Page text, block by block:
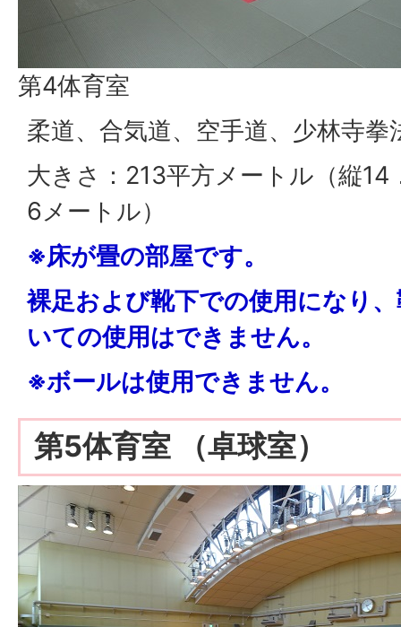
第4体育室
柔道、合気道、空手道、少林寺拳
大きさ：213平方メートル（縦
6メートル）
※床が畳の部屋です。
裸足および靴下での使用になり
いての使用はできません。
※ボールは使用できません。
第5体育室 （卓球室）